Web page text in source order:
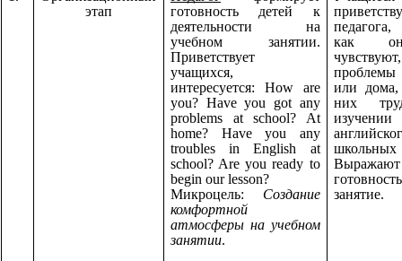
этап
готовность детей к
деятельности на
учебном занятии.
Приветствует
учащихся,
интересуется: How are
you? Have you got any
problems at school? At
home? Have you any
troubles in English at
school? Are you ready to
begin our lesson?
Микроцель: Создание
комфортной
атмосферы на учебном
занятии.
как
или
них
изучении
Выражают
занятие.